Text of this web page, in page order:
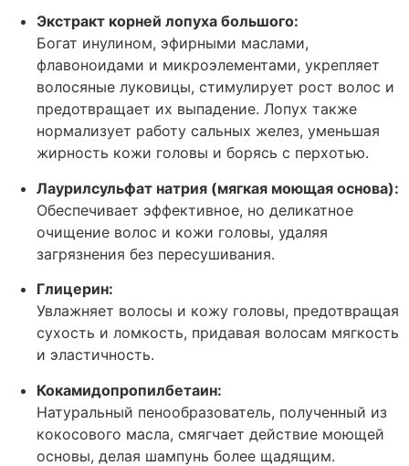
Экстракт корней лопуха большого:
Богат инулином, эфирными маслами,
флавоноидами и микроэлементами, укрепляет
волосяные луковицы, стимулирует рост волос и
предотвращает их выпадение. Лопух также
нормализует работу сальных желез, уменьшая
жирность кожи головы и борясь с перхотью.
Лаурилсульфат натрия (мягкая моющая основа):
Обеспечивает эффективное, но деликатное
очищение волос и кожи головы, удаляя
загрязнения без пересушивания.
Глицерин:
Увлажняет волосы и кожу головы, предотвращая
сухость и ломкость, придавая волосам мягкость
и эластичность.
Кокамидопропилбетаин:
Натуральный пенообразователь, полученный из
кокосового масла, смягчает действие моющей
основы, делая шампунь более щадящим.